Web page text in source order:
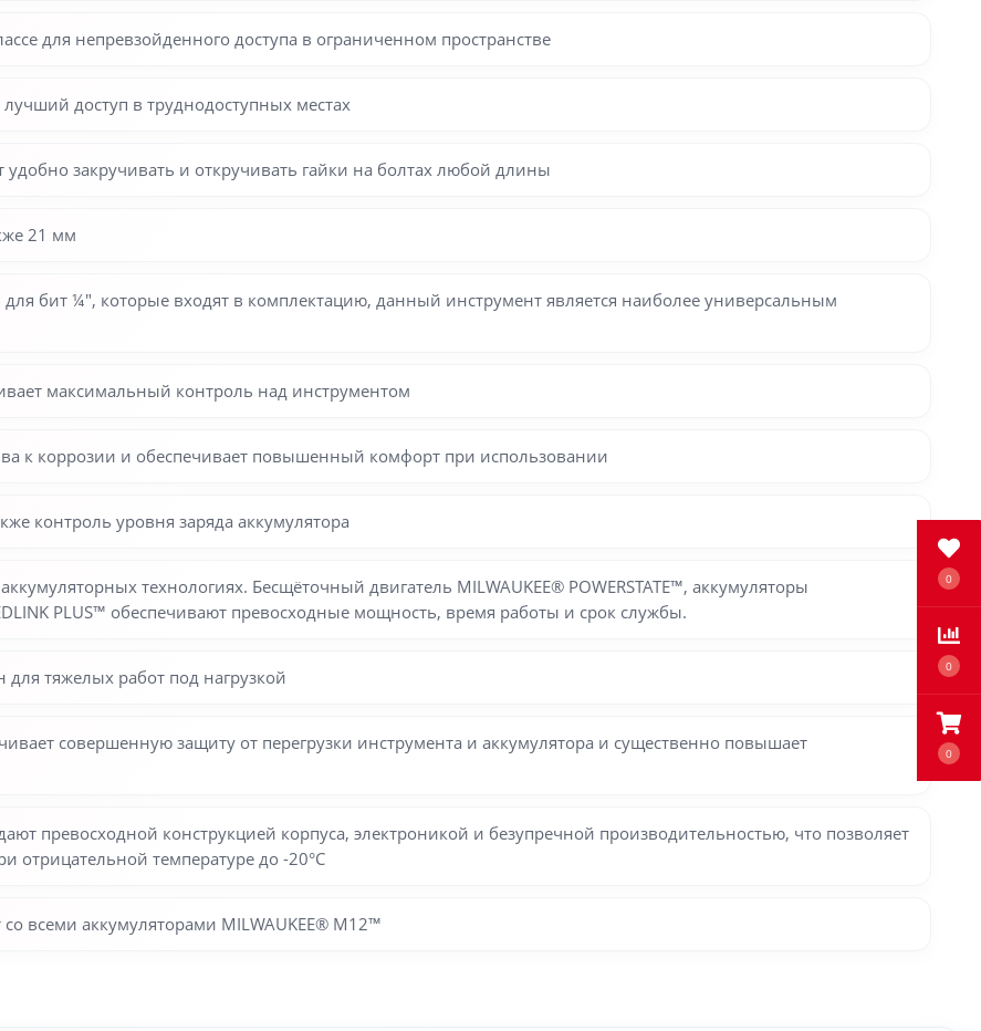
0
0
0
для непревзойденного доступа в ограниченном пространстве
доступ в труднодоступных местах
закручивать и откручивать гайки на болтах любой длины
21 мм
для бит ¼″, которые входят в комплектацию, данный инструмент является наиболее универсальным
максимальный контроль над инструментом
к коррозии и обеспечивает повышенный комфорт при использовании
контроль уровня заряда аккумулятора
технологиях. Бесщёточный двигатель MILWAUKEE® POWERSTATE™, аккумуляторы
PLUS™ обеспечивают превосходные мощность, время работы и срок службы.
для тяжелых работ под нагрузкой
совершенную защиту от перегрузки инструмента и аккумулятора и существенно повышает
превосходной конструкцией корпуса, электроникой и безупречной производительностью, что позволяет
отрицательной температуре до -20°С
всеми аккумуляторами MILWAUKEE® M12™